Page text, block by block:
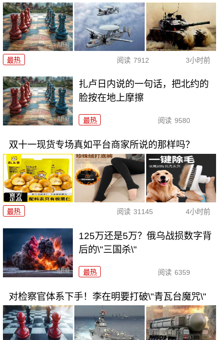
最热 阅读 7912 3小时前
扎卢日内说的一句话，把北约的
脸按在地上摩擦
最热 阅读 9580
双十一现货专场真如平台商家所说的那样吗？
最热 阅读 31145 4小时前
125万还是5万？俄乌战损数字背
后的\"三国杀\"
最热 阅读 6359
对检察官体系下手！李在明要打破\"青瓦台魔咒\"